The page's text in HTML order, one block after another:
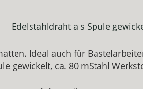
Edelstahldraht als Spule
Ideal auch für
gewickelt, ca. 80 mStahl